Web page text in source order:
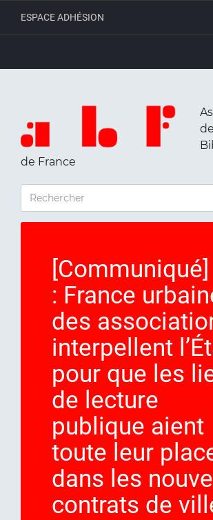
ESPACE ADHÉSION
de France
RECHERCHER
: France
des
interpellent
pour que les
de lecture
publique aient
toute leur
dans les
contrats de